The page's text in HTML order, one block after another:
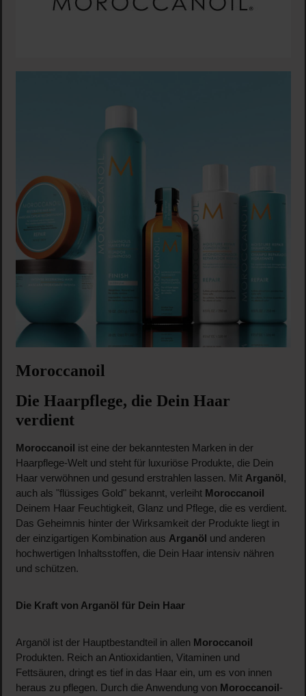
Moroccanoil
Die Haarpflege, die Dein Haar
verdient
Moroccanoil
ist eine der bekanntesten Marken in der
Haarpflege-Welt und steht für luxuriöse Produkte, die Dein
Haar verwöhnen und gesund erstrahlen lassen. Mit Arganöl ,
auch als "flüssiges Gold" bekannt, verleiht Moroccanoil
Deinem Haar Feuchtigkeit, Glanz und Pflege, die es verdient.
Das Geheimnis hinter der Wirksamkeit der Produkte liegt in
der einzigartigen Kombination aus Arganöl und anderen
hochwertigen Inhaltsstoffen, die Dein Haar intensiv nähren
und schützen.
Die Kraft von Arganöl für Dein Haar
Arganöl ist der Hauptbestandteil in allen Moroccanoil
Produkten. Reich an Antioxidantien, Vitaminen und
Fettsäuren, dringt es tief in das Haar ein, um es von innen
heraus zu pflegen. Durch die Anwendung von Moroccanoil -